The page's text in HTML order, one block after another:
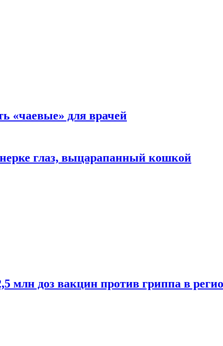
«чаевые» для врачей
глаз, выцарапанный кошкой
млн доз вакцин против гриппа в